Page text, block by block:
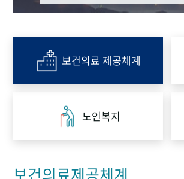
보건의료 제공체계
노인복지
보건의료제공체계